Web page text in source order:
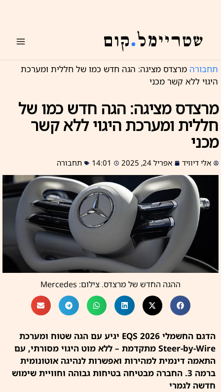
תחבורה מרצדס מציגה: הגה חדש כמו של חללית ומערכת
היגוי ללא קשר מכני
מרצדס מציגה: הגה חדש כמו של
חללית ומערכת היגוי ללא קשר
מכני
אלי דיוויד אפריל 24, 2025 14:01 תחבורה
ההגה החדש של מרצדס. צילום: Mercedes
הדגם החשמלי EQS 2026 יגיע עם הגה שטוח ומערכת
Steer-by-Wire מתקדמת – ללא מוט היגוי מסורתי, עם
התאמה דינמית למהירות ואפשרות לנהיגה אוטונומית
ברמה 3. החברה מבטיחה בטיחות גבוהה וחוויית שימוש
חדשה לגמרי